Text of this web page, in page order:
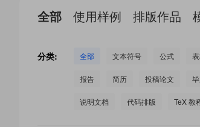
全部 使用样例 排版作品
分类: 全部 文本符号 公式
报告 简历 投稿论文
说明文档 代码排版 TeX 教